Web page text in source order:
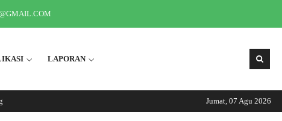
LAPORAN
Jumat, 07 Agu 2026
Informasi